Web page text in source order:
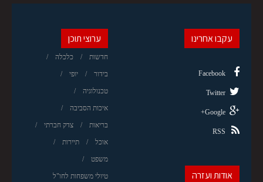
ערוצי תוכן
חדשות כלכלה
בידור יופי
טכנולוגיה
איכות הסביבה
בריאות צדק חברתי
אוכל תיירות
משפט
טיולי משפחות לחו"ל
עקבו אחרינו
Facebook
Twitter
Google+
RSS
אודות ועזרה